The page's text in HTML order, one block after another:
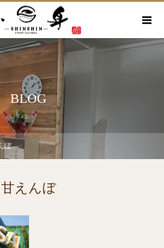
BLOG
ぼ
甘えんぼ